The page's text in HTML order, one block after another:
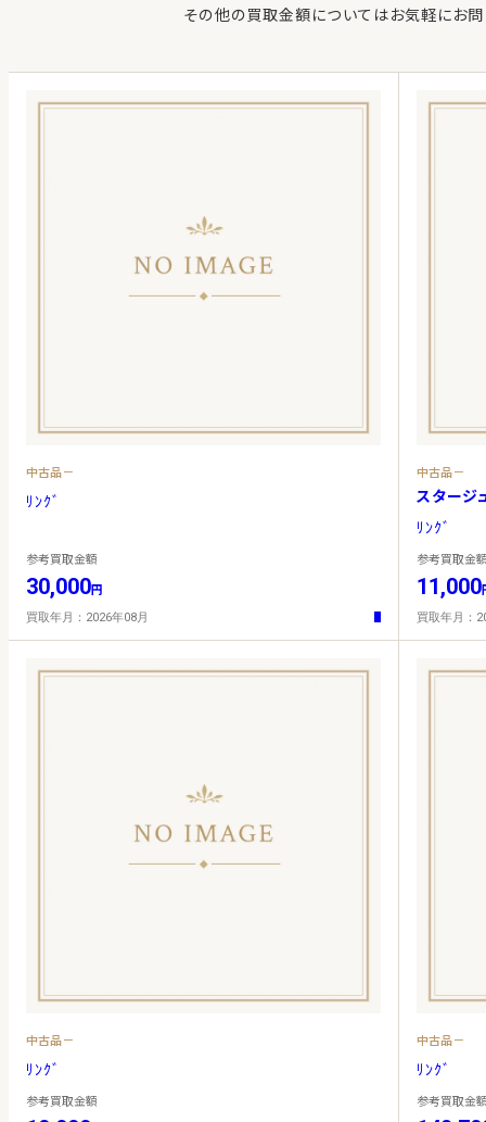
その他の買取金額についてはお気軽にお問
中古品－
ﾘﾝｸﾞ
参考買取金額
30,000円
買取年月：2026年08月
中古品－
スタージ
ﾘﾝｸﾞ
参考買取金
11,000
買取年月：
中古品－
ﾘﾝｸﾞ
参考買取金額
中古品－
ﾘﾝｸﾞ
参考買取金